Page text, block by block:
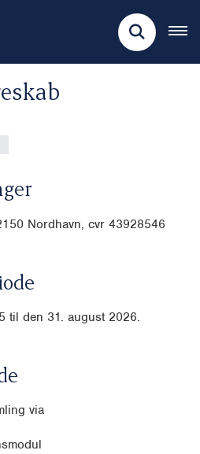
Nordhavn, cvr 43928546
til den 31. august 2026.
via